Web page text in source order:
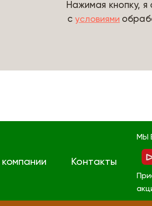
Нажимая кнопку,
с условиями
Контакты
МЫ